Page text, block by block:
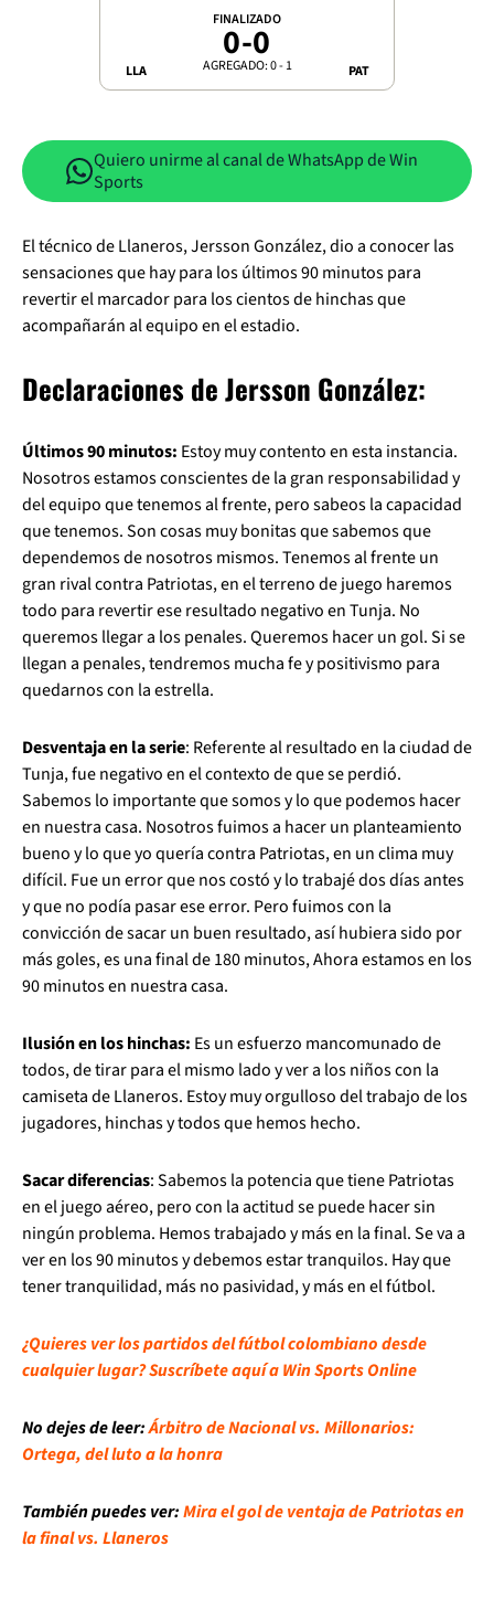
LLA
FINALIZADO
0-0
AGREGADO: 0 - 1 PAT
Quiero unirme al canal de WhatsApp de Win
Sports
El técnico de Llaneros, Jersson González, dio a conocer las
sensaciones que hay para los últimos 90 minutos para
revertir el marcador para los cientos de hinchas que
acompañarán al equipo en el estadio.
Declaraciones de Jersson González:
Últimos 90 minutos: Estoy muy contento en esta instancia.
Nosotros estamos conscientes de la gran responsabilidad y
del equipo que tenemos al frente, pero sabeos la capacidad
que tenemos. Son cosas muy bonitas que sabemos que
dependemos de nosotros mismos. Tenemos al frente un
gran rival contra Patriotas, en el terreno de juego haremos
todo para revertir ese resultado negativo en Tunja. No
queremos llegar a los penales. Queremos hacer un gol. Si se
llegan a penales, tendremos mucha fe y positivismo para
quedarnos con la estrella.
Desventaja en la serie: Referente al resultado en la ciudad de
Tunja, fue negativo en el contexto de que se perdió.
Sabemos lo importante que somos y lo que podemos hacer
en nuestra casa. Nosotros fuimos a hacer un planteamiento
bueno y lo que yo quería contra Patriotas, en un clima muy
difícil. Fue un error que nos costó y lo trabajé dos días antes
y que no podía pasar ese error. Pero fuimos con la
convicción de sacar un buen resultado, así hubiera sido por
más goles, es una final de 180 minutos, Ahora estamos en los
90 minutos en nuestra casa.
Ilusión en los hinchas: Es un esfuerzo mancomunado de
todos, de tirar para el mismo lado y ver a los niños con la
camiseta de Llaneros. Estoy muy orgulloso del trabajo de los
jugadores, hinchas y todos que hemos hecho.
Sacar diferencias: Sabemos la potencia que tiene Patriotas
en el juego aéreo, pero con la actitud se puede hacer sin
ningún problema. Hemos trabajado y más en la final. Se va a
ver en los 90 minutos y debemos estar tranquilos. Hay que
tener tranquilidad, más no pasividad, y más en el fútbol.
¿Quieres ver los partidos del fútbol colombiano desde
cualquier lugar? Suscríbete aquí a Win Sports Online
No dejes de leer:Árbitro de Nacional vs. Millonarios:
Ortega, del luto a la honra
También puedes ver:Mira el gol de ventaja de Patriotas en
la final vs. Llaneros